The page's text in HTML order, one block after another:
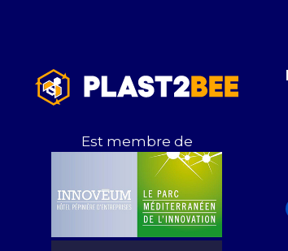
Est membre de